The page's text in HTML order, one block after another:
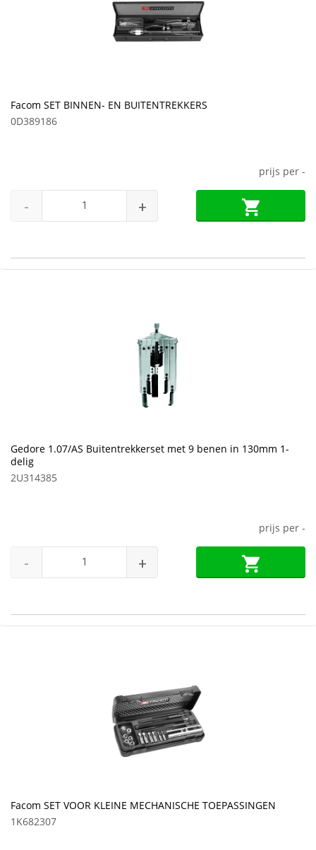
Facom SET BINNEN- EN BUITENTREKKERS
0D389186
prijs per -
- +
Gedore 1.07/AS Buitentrekkerset met 9 benen in 130mm 1-
delig
2U314385
prijs per -
- +
Facom SET VOOR KLEINE MECHANISCHE TOEPASSINGEN
1K682307